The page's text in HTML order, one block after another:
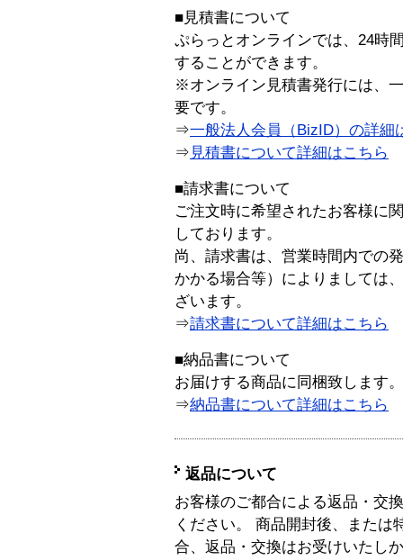
■見積書について
ぷらっとオンラインでは、24時
することができます。
※オンライン見積書発行には、
要です。
⇒一般法人会員（BizID）の詳細
⇒ 見積書について詳細はこちら
■請求書について
ご注文時に希望されたお客様に
しております。
尚、請求書は、営業時間内での
かかる場合等）によりましては
ざいます。
⇒請求書について詳細はこちら
■納品書について
お届けする商品に同梱致します。
⇒納品書について詳細はこちら
返品について
お客様のご都合による返品・交
ください。 商品開封後、または
合、返品・交換はお受けいたし